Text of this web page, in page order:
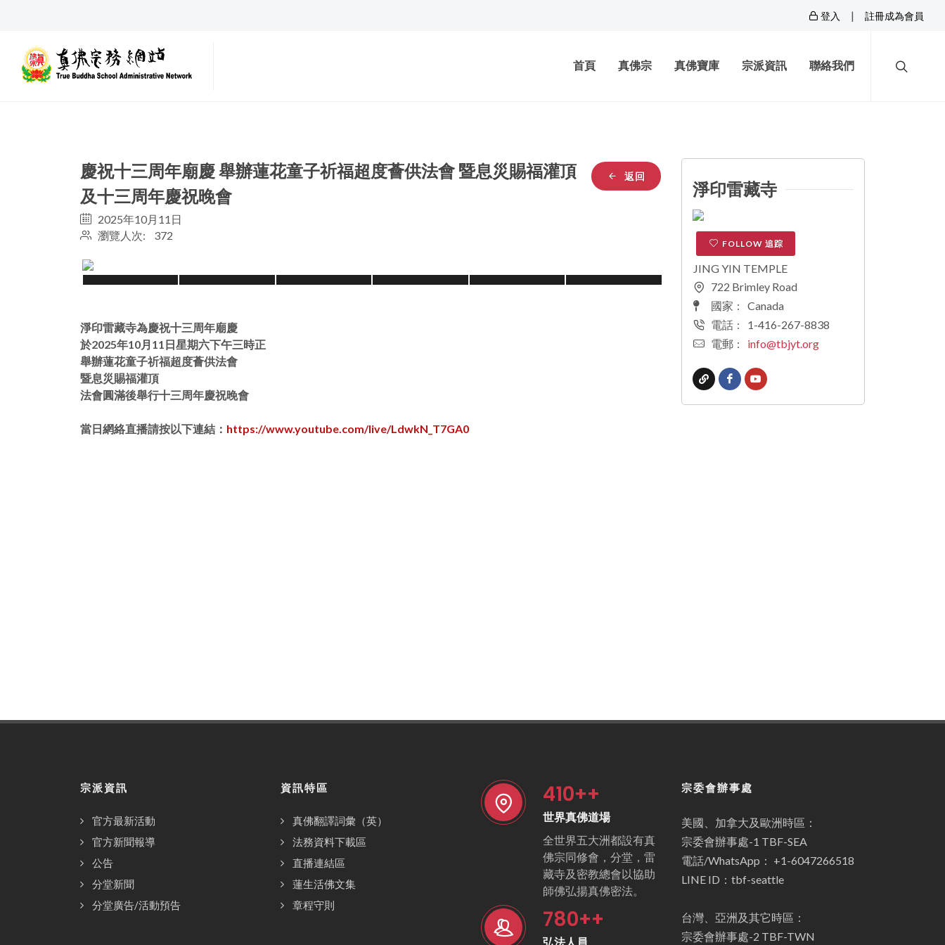
登入 | 註冊成為會員
首頁 真佛宗 真佛寶庫 宗派資訊 聯絡我們
返回
慶祝十三周年廟慶 舉辦蓮花童子祈福超度薈供法會 暨息災賜福灌頂
及十三周年慶祝晚會
2025年10月11日
瀏覽人次: 372
淨印雷藏寺為慶祝十三周年廟慶
於2025年10月11日星期六下午三時正
舉辦蓮花童子祈福超度薈供法會
暨息災賜福灌頂
法會圓滿後舉行十三周年慶祝晚會
當日網絡直播請按以下連結： https://www.youtube.com/live/LdwkN_T7GA0
淨印雷藏寺
FOLLOW 追踪
JING YIN TEMPLE
722 Brimley Road
國家 :
Canada
電話 :
1-416-267-8838
電郵 : info@tbjyt.org
宗派資訊
官方最新活動
官方新聞報導
公告
分堂新聞
分堂廣告/活動預告
資訊特區
真佛翻譯詞彙（英）
法務資料下載區
直播連結區
蓮生活佛文集
章程守則
410++
世界真佛道場
全世界五大洲都設有真
佛宗同修會，分堂，雷
藏寺及密教總會以協助
師佛弘揚真佛密法。
780++
宗委會辦事處
美國、加拿大及歐洲時區：
宗委會辦事處-1 TBF-SEA
電話/WhatsApp： +1-6047266518
LINE ID：tbf-seattle
台灣、亞洲及其它時區：
宗委會辦事處-2 TBF-TWN